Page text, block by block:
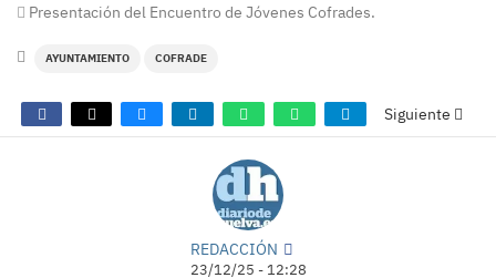
Presentación del Encuentro de Jóvenes Cofrades.
AYUNTAMIENTO COFRADE
Siguiente
REDACCIÓN
23/12/25 - 12:28